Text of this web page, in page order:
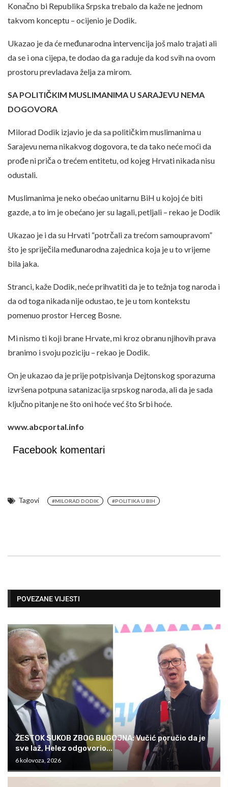
Konačno bi Republika Srpska trebalo da kaže ne jednom
takvom konceptu – ocijenio je Dodik.
Ukazao je da će međunarodna intervencija još malo trajati ali
da se i ona cijepa, te dodao da ga raduje da kod svih na ovom
prostoru prevladava želja za mirom.
SA POLITIČKIM MUSLIMANIMA U SARAЈEVU NEMA
DOGOVORA
Milorad Dodik izjavio je da sa političkim muslimanima u
Sarajevu nema nikakvog dogovora, te da tako neće moći da
prođe ni priča o trećem entitetu, od kojeg Hrvati nikada nisu
odustali.
Muslimanima je neko obećao unitarnu BiH u kojoj će biti
gazde, a to im je obećano jer su lagali, petljali – rekao je Dodik
Ukazao je i da su Hrvati “potrčali za trećom samoupravom”
što je spriječila međunarodna zajednica koja je u to vrijeme
bila jaka.
Stranci, kaže Dodik, neće prihvatiti da je to težnja tog naroda i
da od toga nikada nije odustao, te je u tom kontekstu
pomenuo prostor Herceg Bosne.
Mi nismo ti koji brane Hrvate, mi kroz obranu njihovih prava
branimo i svoju poziciju – rekao je Dodik.
On je ukazao da je prije potpisivanja Dejtonskog sporazuma
izvršena potpuna satanizacija srpskog naroda, ali da je sada
ključno pitanje ne što oni hoće već što Srbi hoće.
www.abcportal.info
Facebook komentari
Tagovi #MILORAD DODIK #POLITIKA U BIH
POVEZANE VIJESTI
ŽESTOK SUKOB ZBOG BUGOJNA: Vučić poručio da je
sve laž, Helez odgovorio...
6 kolovoza, 2026